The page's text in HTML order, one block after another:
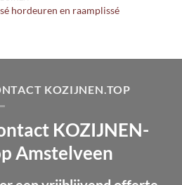
hordeuren en raamplissé
KOZIJNEN.TOP
KOZIJNEN-
Amstelveen